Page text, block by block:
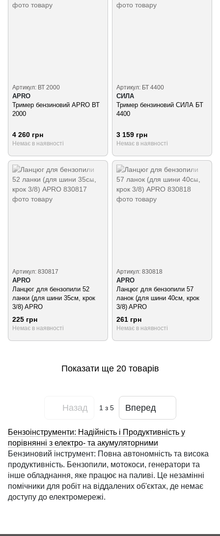
Артикул: ВТ 2000
APRO
Тример бензиновий APRO ВТ
2000
4 260 грн
Немає в наявності
Артикул: БТ 4400
СИЛА
Тример бензиновий СИЛА БТ
4400
3 159 грн
Немає в наявності
Артикул: 830817
APRO
Ланцюг для бензопили 52
ланки (для шини 35см, крок
3/8) APRO
225 грн
Немає в наявності
Артикул: 830818
APRO
Ланцюг для бензопили 57
ланок (для шини 40см, крок
3/8) APRO
261 грн
Немає в наявності
Показати ще 20 товарів
Назад 1 з 5 Вперед
Бензоінструменти: Надійність і Продуктивність у
порівнянні з електро- та акумуляторними
Бензиновий інструмент: Повна автономність та висока
продуктивність. Бензопили, мотокоси, генератори та
інше обладнання, яке працює на паливі. Це незамінні
помічники для робіт на віддалених об'єктах, де немає
доступу до електромережі.